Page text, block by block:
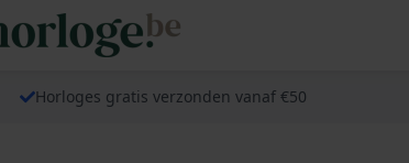
Horloges gratis verzonden vanaf €50